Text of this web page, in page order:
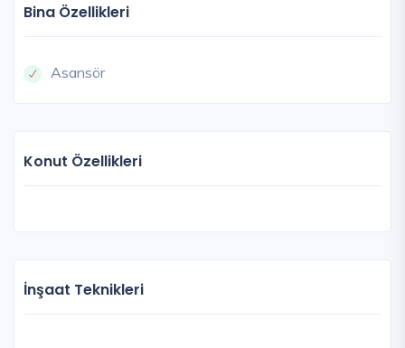
Bina Özellikleri
Asansör
Konut Özellikleri
İnşaat Teknikleri